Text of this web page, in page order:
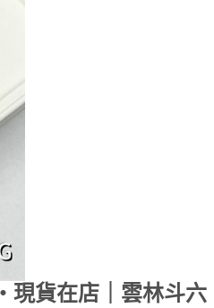
現貨在店｜雲林斗六